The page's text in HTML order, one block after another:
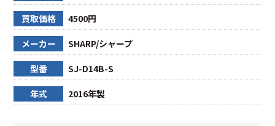
買取価格 4500円
メーカー SHARP/シャープ
型番 SJ-D14B-S
年式 2016年製